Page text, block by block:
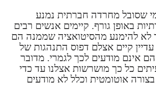
שסובל מחרדה חברתית נמנע
באופן גורף. קיימים אנשים רבים
להימנע מהסיטואציה שממנה הם
קיים אצלם דפוס התנהגות של
אינם מודעים לכך לגמרי. מדובר
כל כך מושרשות אצלנו עד כדי
אוטומטית וכלל לא מודעים